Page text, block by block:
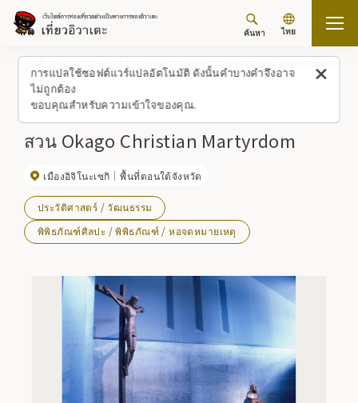
การแปลใช้ซอฟต์แวร์แปลอัตโนมัติ ดังนั้นคำบางคำจึงอาจ
ไม่ถูกต้อง
ขอบคุณสำหรับความเข้าใจของคุณ.
ค้นหา ไทย
กลับขึ้นด้านบน สถานที่/ประสบการณ์ (รายการ)
สวน Okago Christian Martyrdom
เมืองอิจิโนะเซกิ พื้นที่ตอนใต้จังหวัด
ประวัติศาสตร์ / วัฒนธรรม
พิพิธภัณฑ์ศิลปะ / พิพิธภัณฑ์ / หอจดหมายเหตุ